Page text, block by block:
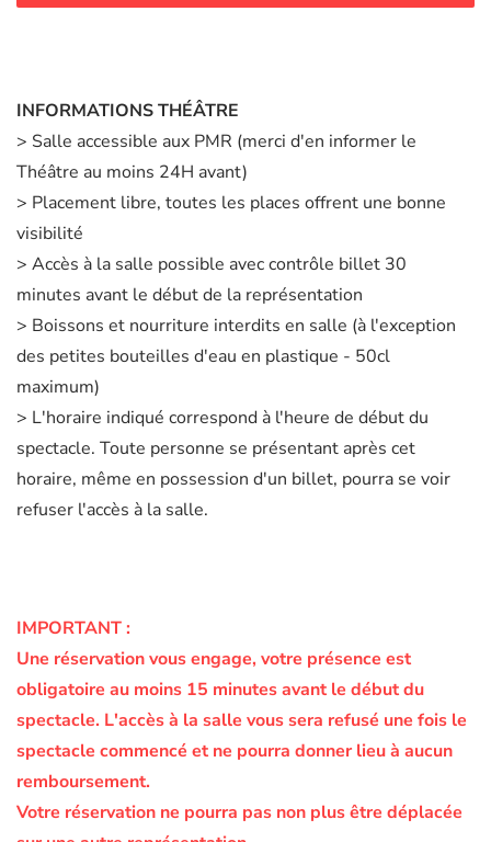
INFORMATIONS THÉÂTRE
> Salle accessible aux PMR (merci d'en informer le
Théâtre au moins 24H avant)
> Placement libre, toutes les places offrent une bonne
visibilité
> Accès à la salle possible avec contrôle billet 30
minutes avant le début de la représentation
> Boissons et nourriture interdits en salle (à l'exception
des petites bouteilles d'eau en plastique - 50cl
maximum)
> L'horaire indiqué correspond à l'heure de début du
spectacle. Toute personne se présentant après cet
horaire, même en possession d'un billet, pourra se voir
refuser l'accès à la salle.
IMPORTANT :
Une réservation vous engage, votre présence est
obligatoire au moins 15 minutes avant le début du
spectacle. L'accès à la salle vous sera refusé une fois le
spectacle commencé et ne pourra donner lieu à aucun
remboursement.
Votre réservation ne pourra pas non plus être déplacée